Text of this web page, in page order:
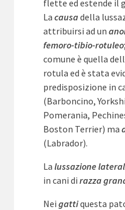
flette ed estende il
La causadella
attribuirsi ad un
femoro-tibio-rotuleo
comune è quella
rotula ed è stata
predisposizione in
(Barboncino,
Pomerania,
Boston Terrier) ma
(Labrador).
La lussazione
in cani di razza
Nei gattiquesta